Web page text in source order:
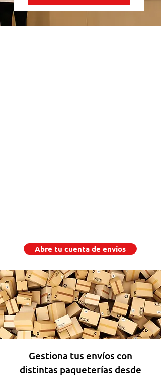
Abre tu cuenta de envíos
Gestiona tus envíos con
distintas paqueterías desde